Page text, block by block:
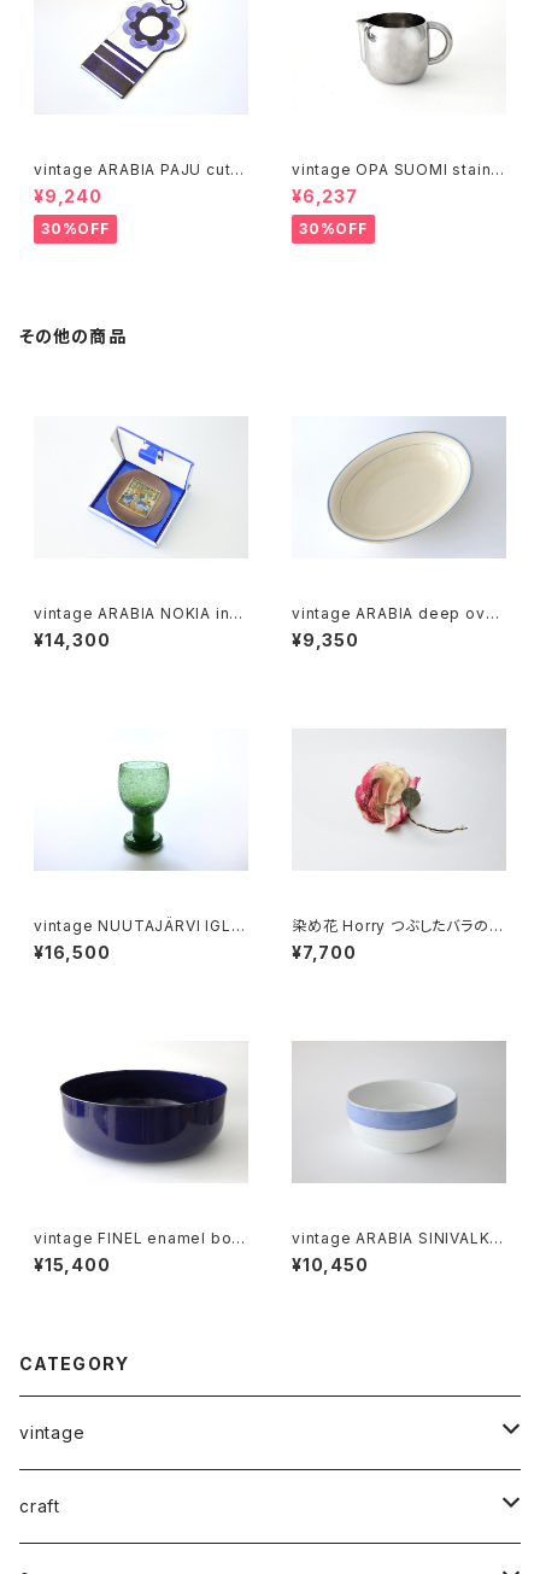
vintage ARABIA PAJU cutti
ng boad / ヴィンテージ アラビ
ア パユ カッティングボード
¥9,240
30%OFF
vintage OPA SUOMI stainle
ss milk pitcher M / ヴィンテ
ージ オーパ スオミ ステンレス
ミルクピッチャー M
¥6,237
30%OFF
その他の商品
vintage ARABIA NOKIA invi
tation plate / ヴィンテージ ア
ラビア ノキアのイベント招待状
¥14,300
vintage ARABIA deep oval
dish blue line / オールドアラ
ビア オーバル深皿 ブルーライン
¥9,350
vintage NUUTAJÄRVI IGLU
wineglass green / ヴィンテ
ージ ヌータヤルヴィ イグル ワイ
¥16,500
染め花 Horry つぶしたバラのコ
サージュ
¥7,700
vintage FINEL enamel bow
l L / ヴィンテージ カイ・フランク
ホーローボウル L
¥15,400
vintage ARABIA SINIVALKO
R-model bowl / オールドアラ
ビア シニヴァルコ ボウル
¥10,450
CATEGORY
vintage
ceramics
craft